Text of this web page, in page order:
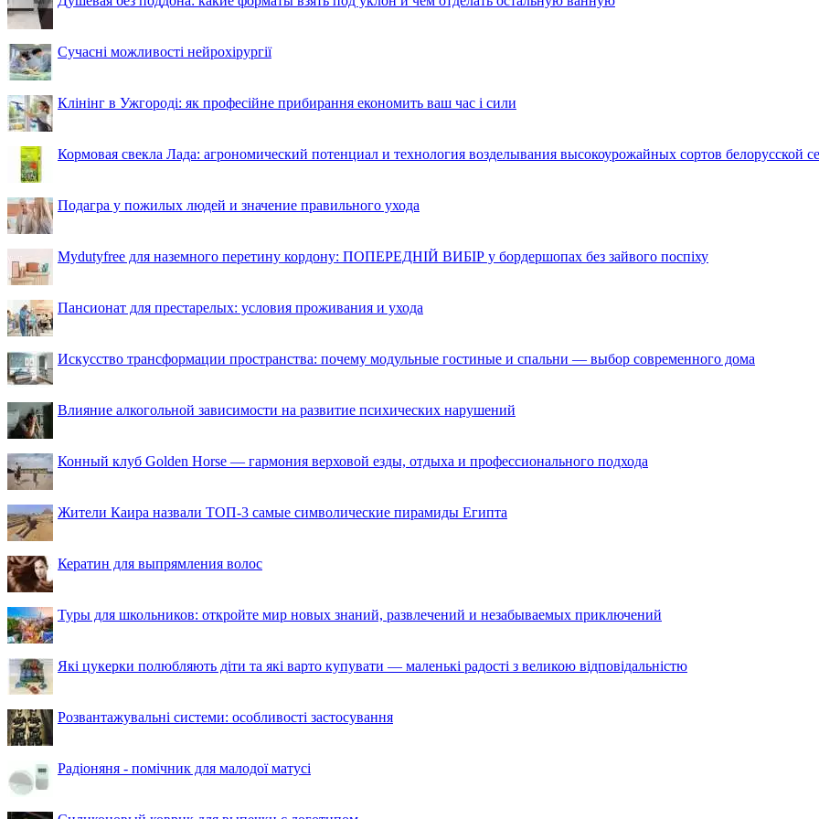
Сучасні можливості нейрохірургії
Клінінг в Ужгороді: як професійне прибирання економить ваш час і сили
Кормовая свекла Лада: агрономический потенциал и технология возделывания высокоурожайных сортов белорусской
Подагра у пожилых людей и значение правильного ухода
Mydutyfree для наземного перетину кордону: ПОПЕРЕДНІЙ ВИБІР у бордершопах без зайвого поспіху
Пансионат для престарелых: условия проживания и ухода
Искусство трансформации пространства: почему модульные гостиные и спальни — выбор современного дома
Влияние алкогольной зависимости на развитие психических нарушений
Конный клуб Golden Horse — гармония верховой езды, отдыха и профессионального подхода
Жители Каира назвали ТОП-3 самые символические пирамиды Египта
Кератин для выпрямления волос
Туры для школьников: откройте мир новых знаний, развлечений и незабываемых приключений
Які цукерки полюбляють діти та які варто купувати — маленькі радості з великою відповідальністю
Розвантажувальні системи: особливості застосування
Радіоняня - помічник для малодої матусі